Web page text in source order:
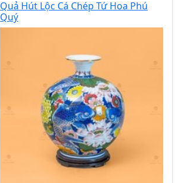
Quả Hút Lộc Cá Chép Tứ Hoa Phú
Quý